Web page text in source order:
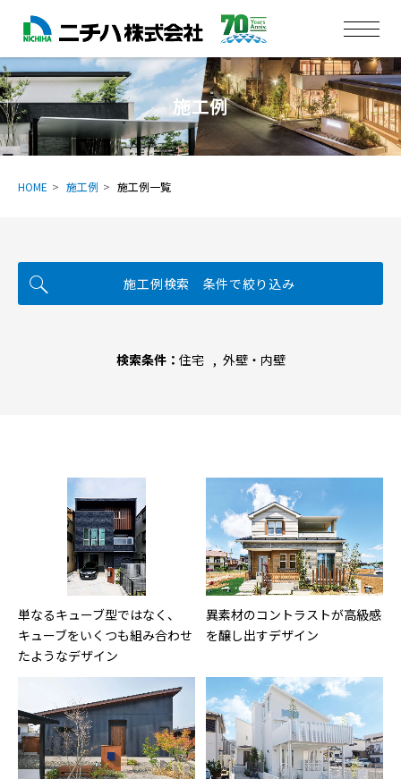
施工例
HOME 施工例 施工例一覧
施工例検索 条件で絞り込み
検索条件： 住宅 外壁・内壁
単なるキューブ型ではなく、
キューブをいくつも組み合わせ
たようなデザイン
異素材のコントラストが高級感
を醸し出すデザイン